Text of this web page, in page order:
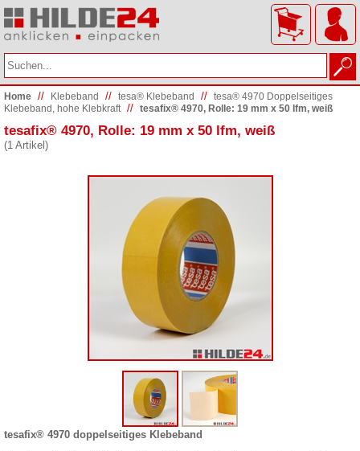
Home // Klebeband // tesa® Klebeband // tesa® 4970 Doppelseitiges
Klebeband, hohe Klebkraft// tesafix® 4970, Rolle: 19 mm x 50 lfm, weiß
tesafix® 4970, Rolle: 19 mm x 50 lfm, weiß
(1 Artikel)
tesafix® 4970 doppelseitiges Klebeband